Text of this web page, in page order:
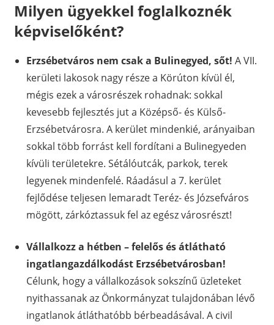
Milyen ügyekkel foglalkoznék
képviselőként?
Erzsébetváros nem csak a Bulinegyed, sőt! A VII.
kerületi lakosok nagy része a Körúton kívül él,
mégis ezek a városrészek rohadnak: sokkal
kevesebb fejlesztés jut a Középső- és Külső-
Erzsébetvárosra. A kerület mindenkié, arányaiban
sokkal több forrást kell fordítani a Bulinegyeden
kívüli területekre. Sétálóutcák, parkok, terek
legyenek mindenfelé. Ráadásul a 7. kerület
fejlődése teljesen lemaradt Teréz- és Józsefváros
mögött, zárkóztassuk fel az egész városrészt!
Vállalkozz a hétben – felelős és átlátható
ingatlangazdálkodást Erzsébetvárosban!
Célunk, hogy a vállalkozások sokszínű üzleteket
nyithassanak az Önkormányzat tulajdonában lévő
ingatlanok átláthatóbb bérbeadásával. A civil